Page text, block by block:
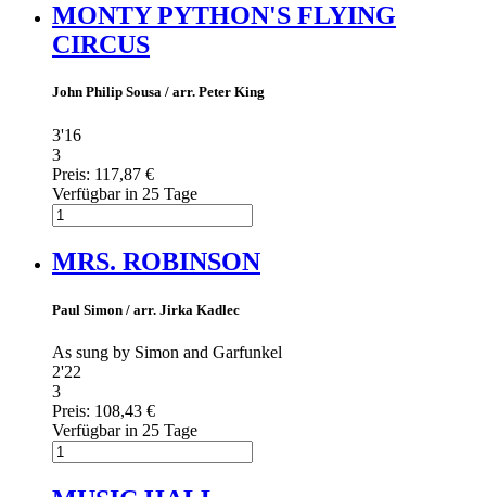
MONTY PYTHON'S FLYING
CIRCUS
John Philip Sousa / arr. Peter King
3'16
3
Preis: 117,87 €
Verfügbar in 25 Tage
MRS. ROBINSON
Paul Simon / arr. Jirka Kadlec
As sung by Simon and Garfunkel
2'22
3
Preis: 108,43 €
Verfügbar in 25 Tage